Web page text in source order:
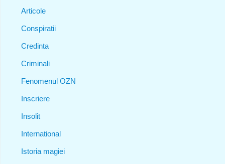
Articole
Conspiratii
Credinta
Criminali
Fenomenul OZN
Inscriere
Insolit
International
Istoria magiei